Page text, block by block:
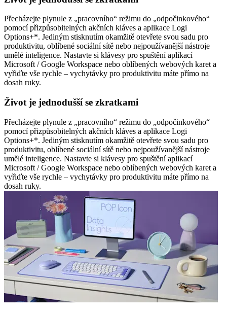
Přecházejte plynule z „pracovního“ režimu do „odpočinkového“
pomocí přizpůsobitelných akčních kláves a aplikace Logi
Options+*. Jediným stisknutím okamžitě otevřete svou sadu pro
produktivitu, oblíbené sociální sítě nebo nejpoužívanější nástroje
umělé inteligence. Nastavte si klávesy pro spuštění aplikací
Microsoft / Google Workspace nebo oblíbených webových karet a
vyřiďte vše rychle – vychytávky pro produktivitu máte přímo na
dosah ruky.
Život je jednodušší se zkratkami
Přecházejte plynule z „pracovního“ režimu do „odpočinkového“
pomocí přizpůsobitelných akčních kláves a aplikace Logi
Options+*. Jediným stisknutím okamžitě otevřete svou sadu pro
produktivitu, oblíbené sociální sítě nebo nejpoužívanější nástroje
umělé inteligence. Nastavte si klávesy pro spuštění aplikací
Microsoft / Google Workspace nebo oblíbených webových karet a
vyřiďte vše rychle – vychytávky pro produktivitu máte přímo na
dosah ruky.